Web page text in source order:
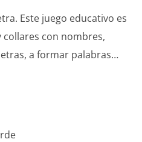
Este juego educativo es
con nombres,
a formar palabras…